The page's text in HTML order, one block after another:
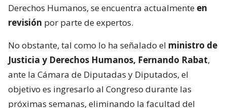
Derechos Humanos, se encuentra actualmente en
revisión por parte de expertos.
No obstante, tal como lo ha señalado el ministro de
Justicia y Derechos Humanos, Fernando Rabat,
ante la Cámara de Diputadas y Diputados, el
objetivo es ingresarlo al Congreso durante las
próximas semanas, eliminando la facultad del